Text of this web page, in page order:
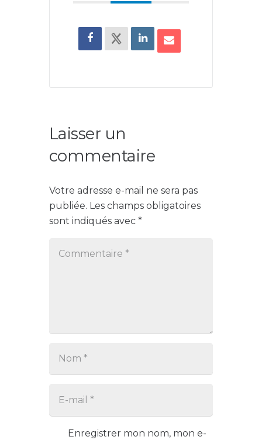
Laisser un
commentaire
Votre adresse e-mail ne sera pas
publiée. Les champs obligatoires
sont indiqués avec *
Enregistrer mon nom, mon e-